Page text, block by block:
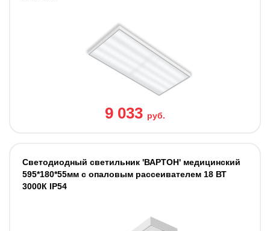
9 033 руб.
Светодиодный светильник 'ВАРТОН' медицинский
595*180*55мм с опаловым рассеивателем 18 ВТ
3000К IP54